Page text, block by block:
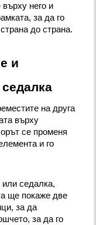
върху него и
за да го
до страна.
и
на друга
върху
се променя
и го
или седалка,
ще покаже две
за да
за да го